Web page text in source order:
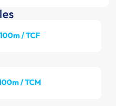
100m / TCF
/ TCM